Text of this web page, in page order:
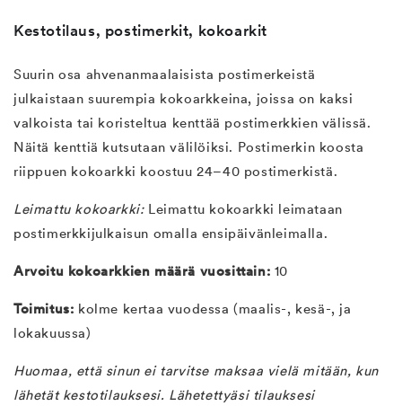
Kestotilaus, postimerkit, kokoarkit
Suurin osa ahvenanmaalaisista postimerkeistä
julkaistaan suurempia kokoarkkeina, joissa on kaksi
valkoista tai koristeltua kenttää postimerkkien välissä.
Näitä kenttiä kutsutaan välilöiksi. Postimerkin koosta
riippuen kokoarkki koostuu 24–40 postimerkistä.
Leimattu kokoarkki:Leimattu kokoarkki leimataan
postimerkkijulkaisun omalla ensipäivänleimalla.
Arvoitu kokoarkkien määrä vuosittain: 10
Toimitus: kolme kertaa vuodessa (maalis-, kesä-, ja
lokakuussa)
Huomaa, että sinun ei tarvitse maksaa vielä mitään, kun
lähetät kestotilauksesi. Lähetettyäsi tilauksesi